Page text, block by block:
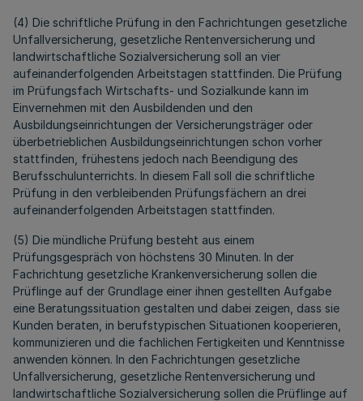
(4) Die schriftliche Prüfung in den Fachrichtungen gesetzliche
Unfallversicherung, gesetzliche Rentenversicherung und
landwirtschaftliche Sozialversicherung soll an vier
aufeinanderfolgenden Arbeitstagen stattfinden. Die Prüfung
im Prüfungsfach Wirtschafts- und Sozialkunde kann im
Einvernehmen mit den Ausbildenden und den
Ausbildungseinrichtungen der Versicherungsträger oder
überbetrieblichen Ausbildungseinrichtungen schon vorher
stattfinden, frühestens jedoch nach Beendigung des
Berufsschulunterrichts. In diesem Fall soll die schriftliche
Prüfung in den verbleibenden Prüfungsfächern an drei
aufeinanderfolgenden Arbeitstagen stattfinden.
(5) Die mündliche Prüfung besteht aus einem
Prüfungsgespräch von höchstens 30 Minuten. In der
Fachrichtung gesetzliche Krankenversicherung sollen die
Prüflinge auf der Grundlage einer ihnen gestellten Aufgabe
eine Beratungssituation gestalten und dabei zeigen, dass sie
Kunden beraten, in berufstypischen Situationen kooperieren,
kommunizieren und die fachlichen Fertigkeiten und Kenntnisse
anwenden können. In den Fachrichtungen gesetzliche
Unfallversicherung, gesetzliche Rentenversicherung und
landwirtschaftliche Sozialversicherung sollen die Prüflinge auf